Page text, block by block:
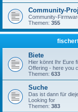
Community-
Community-
Themen: 355
Biete
Hier könnt Ihr Eure
Offering - here you
Themen: 633
Suche
Das ist dann für
Looking for
Themen: 383